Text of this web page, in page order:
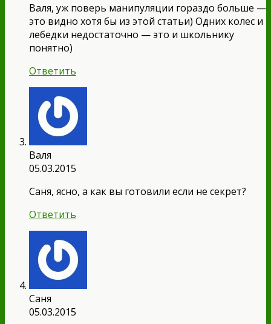
Валя, уж поверь манипуляции гораздо больше —
это видно хотя бы из этой статьи) Одних колес и
лебедки недостаточно — это и школьнику
понятно)
Ответить
Валя
05.03.2015
Саня, ясно, а как вы готовили если не секрет?
Ответить
Саня
05.03.2015